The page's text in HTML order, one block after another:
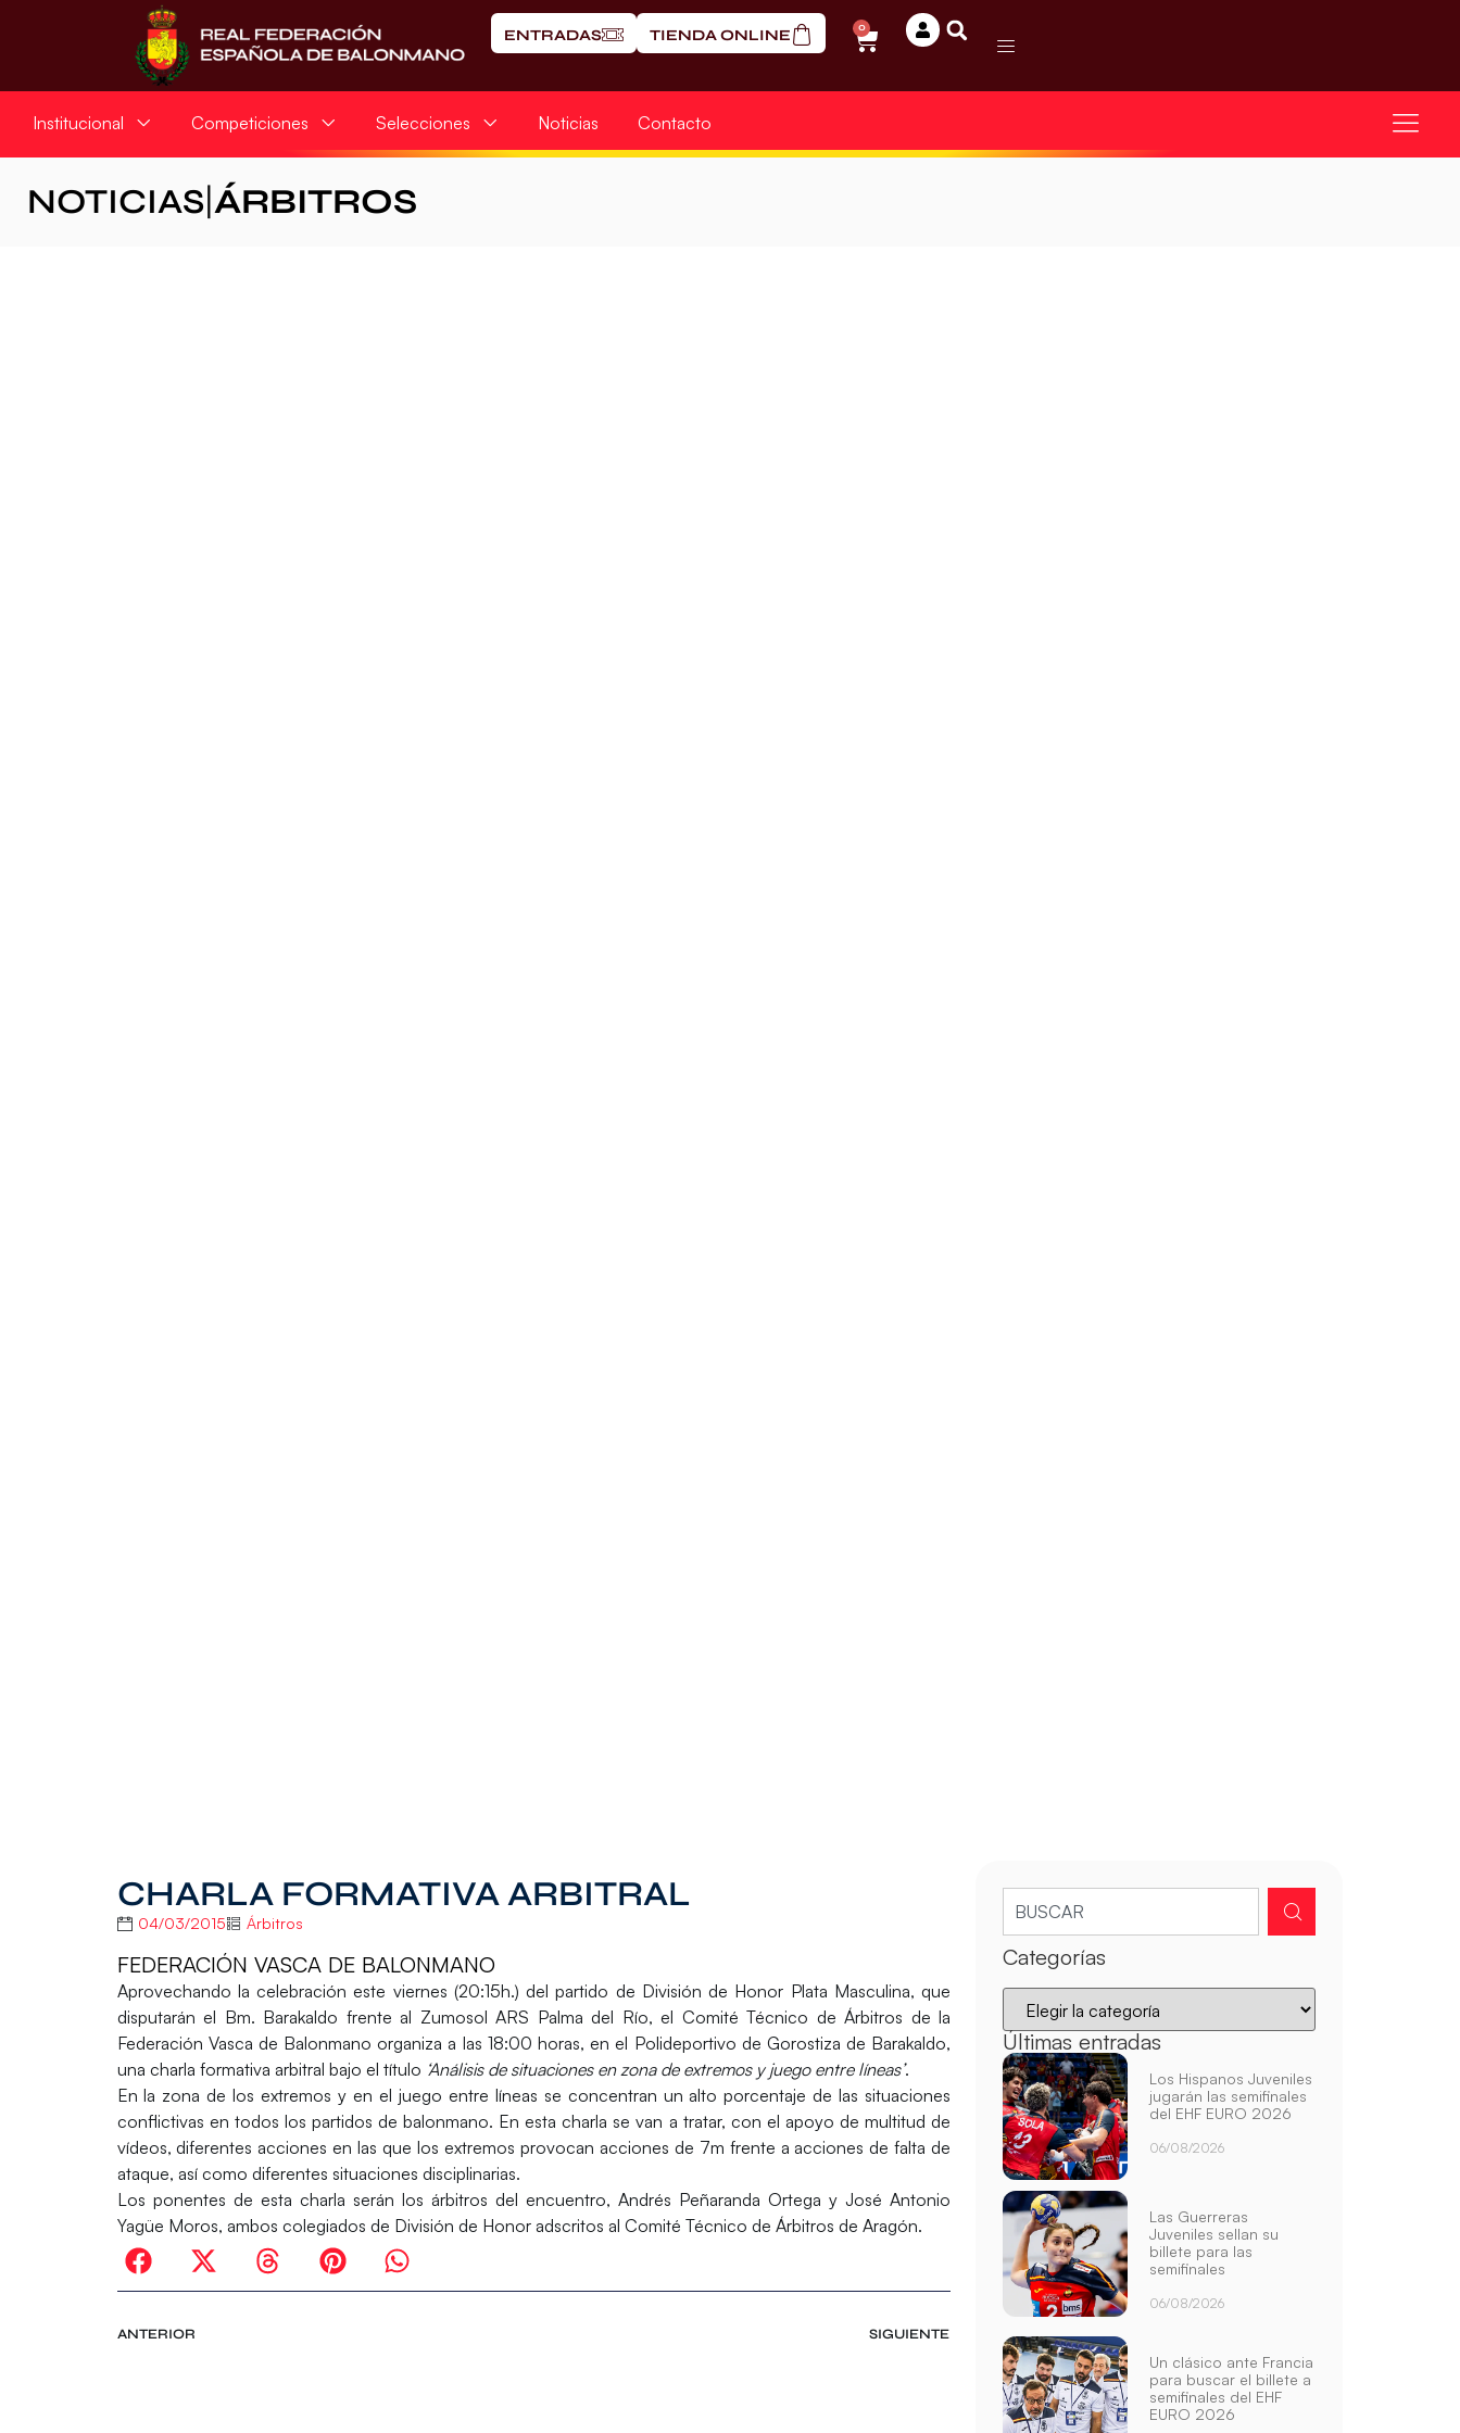
ENTRADAS TIENDA ONLINE 0
Institucional Competiciones Selecciones Noticias Contacto
NOTICIAS ÁRBITROS
CHARLA FORMATIVA ARBITRAL
04/03/2015 Árbitros
FEDERACIÓN VASCA DE BALONMANO
Aprovechando la celebración este viernes (20:15h.) del partido de División de Honor Plata Masculina, que
disputarán el Bm. Barakaldo frente al Zumosol ARS Palma del Río, el Comité Técnico de Árbitros de la
Federación Vasca de Balonmano organiza a las 18:00 horas, en el Polideportivo de Gorostiza de Barakaldo,
una charla formativa arbitral bajo el título ‘Análisis de situaciones en zona de extremos y juego entre líneas’.
En la zona de los extremos y en el juego entre líneas se concentran un alto porcentaje de las situaciones
conflictivas en todos los partidos de balonmano. En esta charla se van a tratar, con el apoyo de multitud de
vídeos, diferentes acciones en las que los extremos provocan acciones de 7m frente a acciones de falta de
ataque, así como diferentes situaciones disciplinarias.
Los ponentes de esta charla serán los árbitros del encuentro, Andrés Peñaranda Ortega yJosé Antonio
Yagüe Moros, ambos colegiados de División de Honor adscritos al Comité Técnico de Árbitros de Aragón.
ANTERIOR SIGUIENTE
Categorías
Últimas entradas
Los Hispanos Juveniles
jugarán las semifinales
del EHF EURO 2026
06/08/2026
Las Guerreras
Juveniles sellan su
billete para las
semifinales
06/08/2026
Un clásico ante Francia
para buscar el billete a
semifinales del EHF
EURO 2026